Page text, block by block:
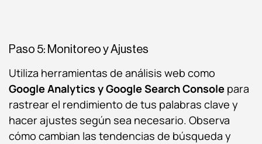
Paso 5: Monitoreo y Ajustes
Utiliza herramientas de análisis web como
Google Analytics y Google Search Console para
rastrear el rendimiento de tus palabras clave y
hacer ajustes según sea necesario. Observa
cómo cambian las tendencias de búsqueda y